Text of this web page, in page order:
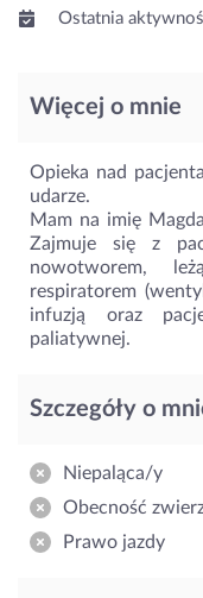
Ostatnia
Więcej o mnie
Opieka nad
udarze.
Mam na imię
Zajmuje się z
nowotworem,
respiratorem
infuzją oraz
paliatywnej.
Szczegóły o
Niepaląca/y
Obecność
Prawo jazdy